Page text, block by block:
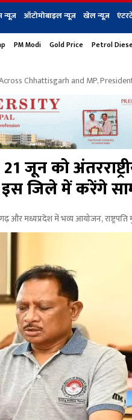
न्यूज़ ऑटोमोबाइल न्यूज़ खेल न्यूज़
शेयर बाज़ार गैजेट्स न्यूज
PM Modi Gold Price Petrol
Chhattisgarh and MP,
को
जिले में करेंगे
मध्यप्रदेश में भव्य आयोजन, राष्ट्रपति